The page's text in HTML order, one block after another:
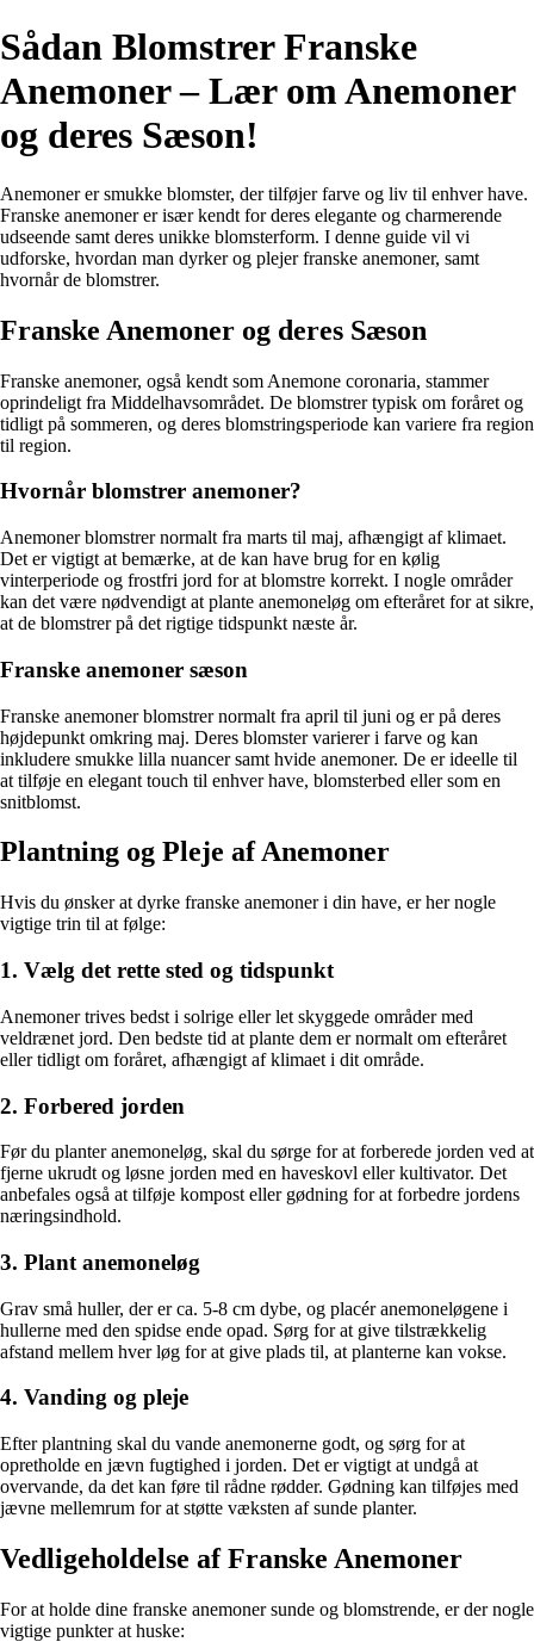
Sådan Blomstrer Franske
Anemoner – Lær om Anemoner
og deres Sæson!
Anemoner er smukke blomster, der tilføjer farve og liv til enhver have.
Franske anemoner er især kendt for deres elegante og charmerende
udseende samt deres unikke blomsterform. I denne guide vil vi
udforske, hvordan man dyrker og plejer franske anemoner, samt
hvornår de blomstrer.
Franske Anemoner og deres Sæson
Franske anemoner, også kendt som Anemone coronaria, stammer
oprindeligt fra Middelhavsområdet. De blomstrer typisk om foråret og
tidligt på sommeren, og deres blomstringsperiode kan variere fra region
til region.
Hvornår blomstrer anemoner?
Anemoner blomstrer normalt fra marts til maj, afhængigt af klimaet.
Det er vigtigt at bemærke, at de kan have brug for en kølig
vinterperiode og frostfri jord for at blomstre korrekt. I nogle områder
kan det være nødvendigt at plante anemoneløg om efteråret for at sikre,
at de blomstrer på det rigtige tidspunkt næste år.
Franske anemoner sæson
Franske anemoner blomstrer normalt fra april til juni og er på deres
højdepunkt omkring maj. Deres blomster varierer i farve og kan
inkludere smukke lilla nuancer samt hvide anemoner. De er ideelle til
at tilføje en elegant touch til enhver have, blomsterbed eller som en
snitblomst.
Plantning og Pleje af Anemoner
Hvis du ønsker at dyrke franske anemoner i din have, er her nogle
vigtige trin til at følge:
1. Vælg det rette sted og tidspunkt
Anemoner trives bedst i solrige eller let skyggede områder med
veldrænet jord. Den bedste tid at plante dem er normalt om efteråret
eller tidligt om foråret, afhængigt af klimaet i dit område.
2. Forbered jorden
Før du planter anemoneløg, skal du sørge for at forberede jorden ved at
fjerne ukrudt og løsne jorden med en haveskovl eller kultivator. Det
anbefales også at tilføje kompost eller gødning for at forbedre jordens
næringsindhold.
3. Plant anemoneløg
Grav små huller, der er ca. 5-8 cm dybe, og placér anemoneløgene i
hullerne med den spidse ende opad. Sørg for at give tilstrækkelig
afstand mellem hver løg for at give plads til, at planterne kan vokse.
4. Vanding og pleje
Efter plantning skal du vande anemonerne godt, og sørg for at
opretholde en jævn fugtighed i jorden. Det er vigtigt at undgå at
overvande, da det kan føre til rådne rødder. Gødning kan tilføjes med
jævne mellemrum for at støtte væksten af sunde planter.
Vedligeholdelse af Franske Anemoner
For at holde dine franske anemoner sunde og blomstrende, er der nogle
vigtige punkter at huske: